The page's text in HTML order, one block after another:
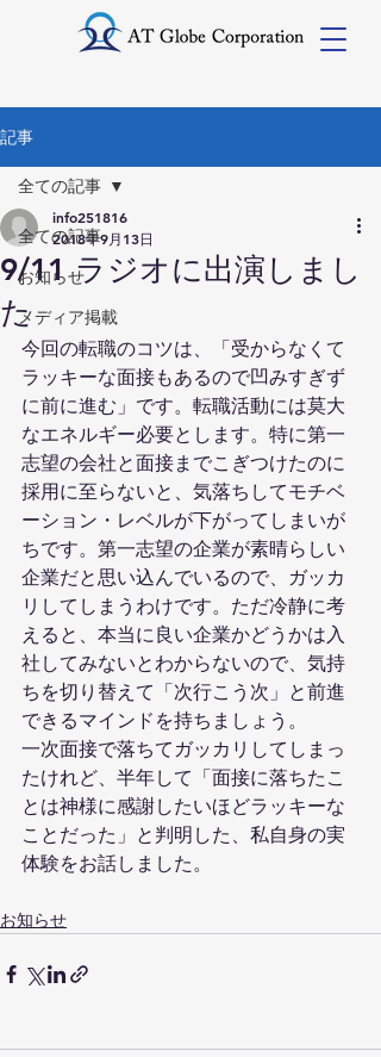
記事
全ての記事
お知らせ
メディア掲載
全ての記事
9/11 ラジオに出演しまし
た
info251816
2018年9月13日
今回の転職のコツは、「受からなくて
ラッキーな面接もあるので凹みすぎず
に前に進む」です。転職活動には莫大
なエネルギー必要とします。特に第一
志望の会社と面接までこぎつけたのに
採用に至らないと、気落ちしてモチベ
ーション・レベルが下がってしまいが
ちです。第一志望の企業が素晴らしい
企業だと思い込んでいるので、ガッカ
リしてしまうわけです。ただ冷静に考
えると、本当に良い企業かどうかは入
社してみないとわからないので、気持
ちを切り替えて「次行こう次」と前進
できるマインドを持ちましょう。
一次面接で落ちてガッカリしてしまっ
たけれど、半年して「面接に落ちたこ
とは神様に感謝したいほどラッキーな
ことだった」と判明した、私自身の実
体験をお話しました。
お知らせ